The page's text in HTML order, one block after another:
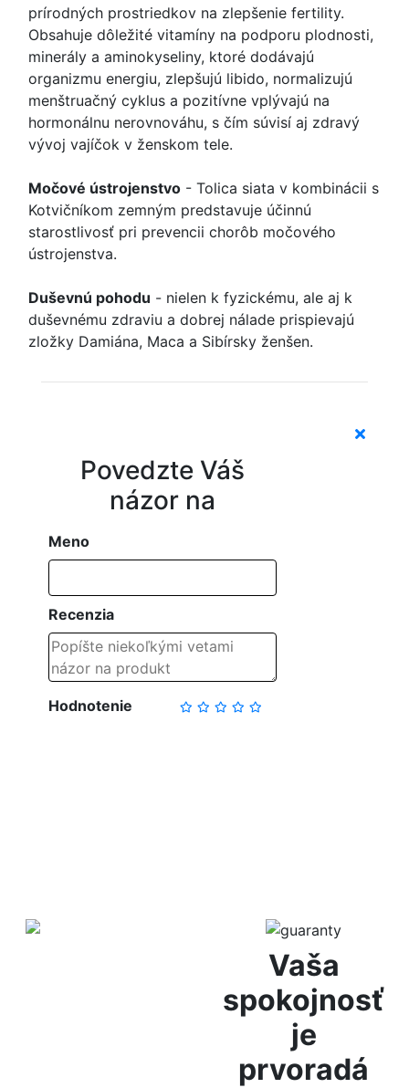
prírodných prostriedkov na zlepšenie fertility.
Obsahuje dôležité vitamíny na podporu plodnosti,
minerály a aminokyseliny, ktoré dodávajú
organizmu energiu, zlepšujú libido, normalizujú
menštruačný cyklus a pozitívne vplývajú na
hormonálnu nerovnováhu, s čím súvisí aj zdravý
vývoj vajíčok v ženskom tele.
Močové ústrojenstvo - Tolica siata v kombinácii s
Kotvičníkom zemným predstavuje účinnú
starostlivosť pri prevencii chorôb močového
ústrojenstva.
Duševnú pohodu - nielen k fyzickému, ale aj k
duševnému zdraviu a dobrej nálade prispievajú
zložky Damiána, Maca a Sibírsky ženšen.
Povedzte Váš
názor na
Meno
Recenzia
Hodnotenie
Vaša
spokojnosť
je
prvoradá